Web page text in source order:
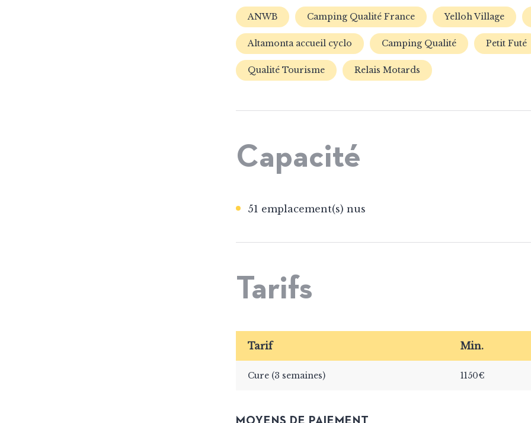
ANWB Camping Qualité France Yelloh Village
Altamonta accueil cyclo Camping Qualité Petit Futé
Qualité Tourisme Relais Motards
Capacité
51 emplacement(s) nus
Tarifs
Tarif Min.
Cure (3 semaines) 1150€
MOYENS DE PAIEMENT